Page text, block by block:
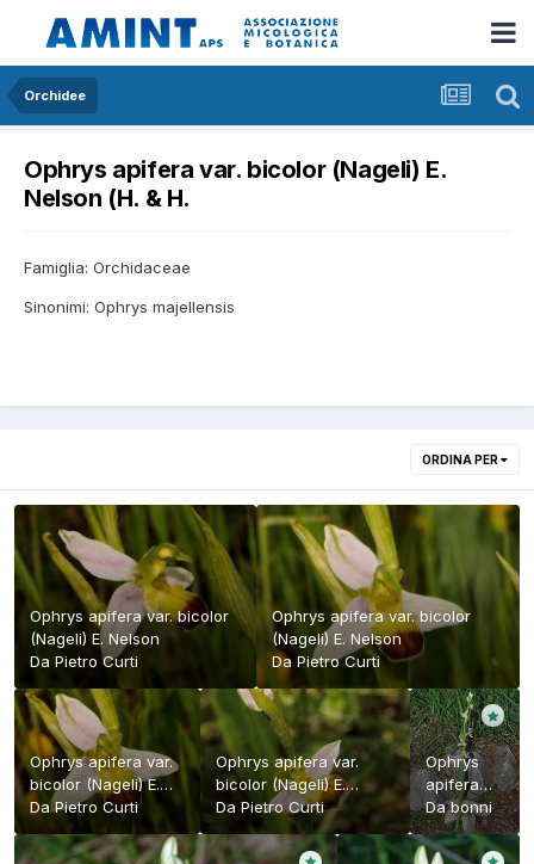
Orchidee
Ophrys apifera var. bicolor (Nageli) E.
Nelson (H. & H.
Famiglia: Orchidaceae
Sinonimi: Ophrys majellensis
ORDINA PER
Ophrys apifera var. bicolor
(Nageli) E. Nelson
Da Pietro Curti
Ophrys apifera var. bicolor
(Nageli) E. Nelson
Da Pietro Curti
Ophrys apifera var.
bicolor (Nageli) E.
Nelson
DaPietro Curti
Ophrys apifera var.
bicolor (Nageli) E.
Nelson
DaPietro Curti
Ophrys
apifera
var.
bicolor
(Nageli) E.
Dabonni